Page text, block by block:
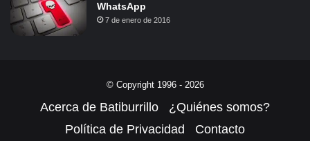
WhatsApp
7 de enero de 2016
© Copyright 1996 - 2026
Acerca de Batiburrillo
¿Quiénes somos?
Política de Privacidad
Contacto